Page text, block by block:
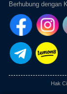
Berhubung dengan
Hak